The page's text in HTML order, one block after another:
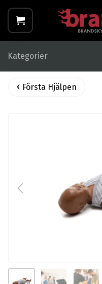
Kategorier
Första Hjälpen